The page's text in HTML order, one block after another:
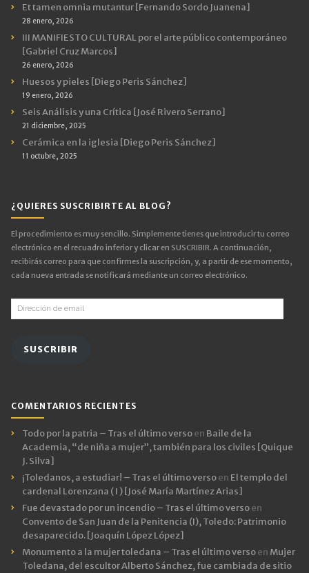
Et tamen omnia mutantur [Fernando Sordo Juanena]
28 enero, 2026
III MANIFIESTO CULTURAL por el arte público contemporáneo
[Gabriel Cruz Marcos]
26 enero, 2026
Huesos y pieles [Diego Peris Sánchez]
19 enero, 2026
Seis Análisis y una Crítica [José Rivero Serrano]
21 diciembre, 2025
Cerámica en la iglesia [Diego Peris Sánchez]
11 octubre, 2025
¿QUIERES SUSCRIBIRTE AL BLOG?
El procedimiento es muy sencillo. Simplemente tienes que introducir tu correo
electrónico en el recuadro inferior y clicar en SUSCRIBIR. A continuación,
recibirás correo para que confirmes la suscripción, y, a partir de ese momento,
cada nueva entrada se notificará mediante un correo electrónico.
Dirección
de
SUSCRIBIR
COMENTARIOS RECIENTES
Todo por la patria – Tras el último versoen Baile de la
Academia, “de niña a mujer”, también para los civiles [Quique
J. Silva]
¡Toledanos, a estudiar! – Tras el último versoen El templo del
cardenal Lorenzana ( I ) [José María Martínez Arias]
Fue devastado por un incendio – Tras el último versoen
Convento de San Juan de la Penitencia (I), Toledo: Patrimonio
desaparecido. [Joaquín López López]
Monumento a la mujer toledana – Tras el último versoen Mujer
Toledana, del escultor Alberto Sánchez, fue cambiada de sitio